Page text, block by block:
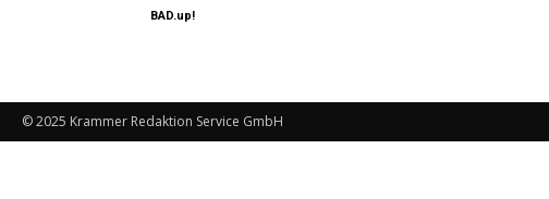
BAD.up!
© 2025 Krammer Redaktion Service GmbH